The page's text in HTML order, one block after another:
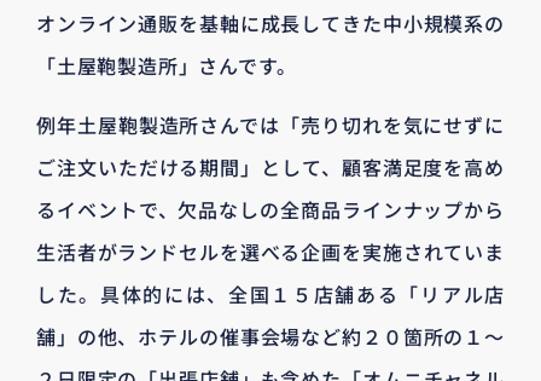
オンライン通販を基軸に成長してきた中小規模系の
「土屋鞄製造所」さんです。
例年土屋鞄製造所さんでは「売り切れを気にせずに
ご注文いただける期間」として、顧客満足度を高め
るイベントで、欠品なしの全商品ラインナップから
生活者がランドセルを選べる企画を実施されていま
した。具体的には、全国１５店舗ある「リアル店
舗」の他、ホテルの催事会場など約２０箇所の１〜